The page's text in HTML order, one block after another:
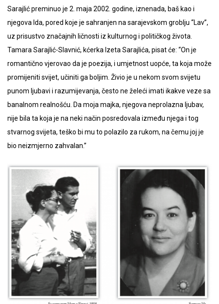
Sarajlić preminuo je 2. maja 2002. godine, iznenada, baš kao i
njegova Ida, pored koje je sahranjen na sarajevskom groblju “Lav”,
uz prisustvo značajnih ličnosti iz kulturnog i političkog života.
Tamara Sarajlić-Slavnić, kćerka Izeta Sarajlića, pisat će: “On je
romantično vjerovao da je poezija, i umjetnost uopće, ta koja može
promijeniti svijet, učiniti ga boljim. Živio je u nekom svom svijetu
punom ljubavi i razumijevanja, često ne želeći imati ikakve veze sa
banalnom realnošću. Da moja majka, njegova neprolazna ljubav,
nije bila ta koja je na neki način posredovala između njega i tog
stvarnog svijeta, teško bi mu to polazilo za rukom, na čemu joj je
bio neizmjerno zahvalan.”